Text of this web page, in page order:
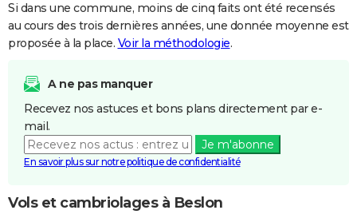
Si dans une commune, moins de cinq faits ont été recensés
au cours des trois dernières années, une donnée moyenne est
proposée à la place. Voir la méthodologie.
A ne pas manquer
Recevez nos astuces et bons plans directement par e-
mail.
Je m'abonne
En savoir plus sur notre politique de confidentialité
Vols et cambriolages à Beslon